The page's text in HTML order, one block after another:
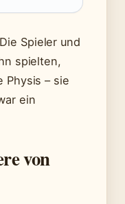
Die Spieler und
spielten,
Physis – sie
ein
von